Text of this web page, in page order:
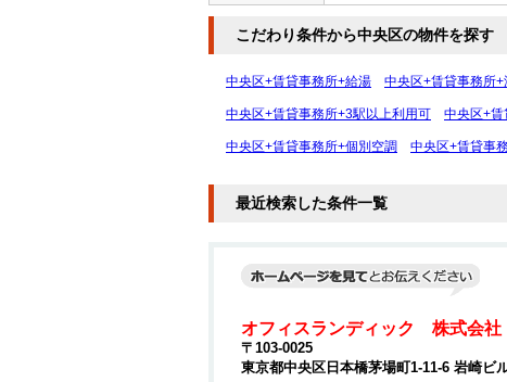
こだわり条件から中央区の物件を探す
中央区+賃貸事務所+給湯 中央区+賃貸事務所
中央区+賃貸事務所+3駅以上利用可 中央区+
中央区+賃貸事務所+個別空調 中央区+賃貸事
最近検索した条件一覧
オフィスランディック 株式会社
〒103-0025
東京都中央区日本橋茅場町1-11-6 岩崎ビ